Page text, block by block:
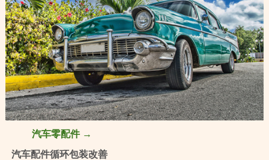
汽车配件循环包装改善
汽车零配件 →